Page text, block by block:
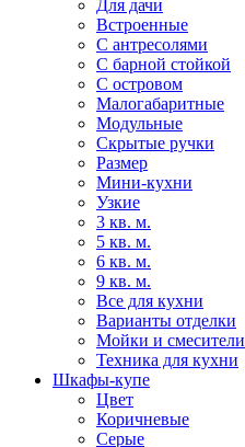
Для дачи
Встроенные
С антресолями
С барной стойкой
С островом
Малогабаритные
Модульные
Скрытые ручки
Размер
Мини-кухни
Узкие
3 кв. м.
5 кв. м.
6 кв. м.
9 кв. м.
Все для кухни
Варианты отделки
Мойки и смесители
Техника для кухни
Шкафы-купе
Цвет
Коричневые
Серые